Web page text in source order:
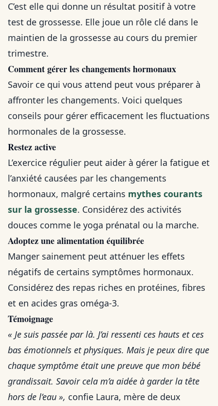
C’est elle qui donne un résultat positif à votre
test de grossesse. Elle joue un rôle clé dans le
maintien de la grossesse au cours du premier
trimestre.
Comment gérer les changements hormonaux
Savoir ce qui vous attend peut vous préparer à
affronter les changements. Voici quelques
conseils pour gérer efficacement les fluctuations
hormonales de la grossesse.
Restez active
L’exercice régulier peut aider à gérer la fatigue et
l’anxiété causées par les changements
hormonaux, malgré certains mythes courants
sur la grossesse. Considérez des activités
douces comme le yoga prénatal ou la marche.
Adoptez une alimentation équilibrée
Manger sainement peut atténuer les effets
négatifs de certains symptômes hormonaux.
Considérez des repas riches en protéines, fibres
et en acides gras oméga-3.
Témoignage
« Je suis passée par là. J’ai ressenti ces hauts et ces
bas émotionnels et physiques. Mais je peux dire que
chaque symptôme était une preuve que mon bébé
grandissait. Savoir cela m’a aidée à garder la tête
hors de l’eau », confie Laura, mère de deux